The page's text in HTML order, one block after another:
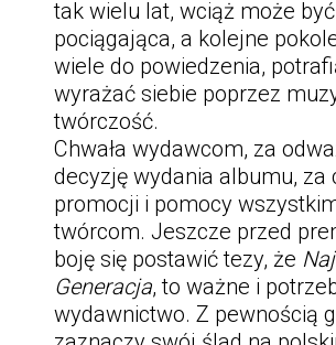
tak wielu lat, wciąż może
pociągająca, a kolejne
wiele do powiedzenia,
wyrażać siebie poprzez
twórczość.
Chwała wydawcom, za
decyzję wydania albumu, za
promocji i pomocy
twórcom. Jeszcze przed
boję się postawić tezy, że
Generacja, to ważne i
wydawnictwo. Z pewnością